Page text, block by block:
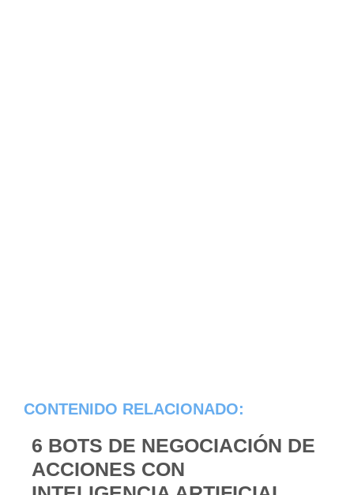
CONTENIDO RELACIONADO:
6 BOTS DE NEGOCIACIÓN DE
ACCIONES CON